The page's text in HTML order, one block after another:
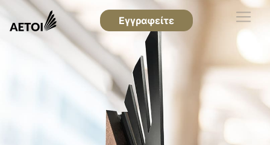
Εγγραφείτε